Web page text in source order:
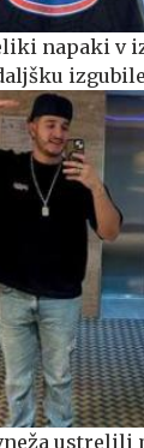
napaki v
izgubile
ustrelili